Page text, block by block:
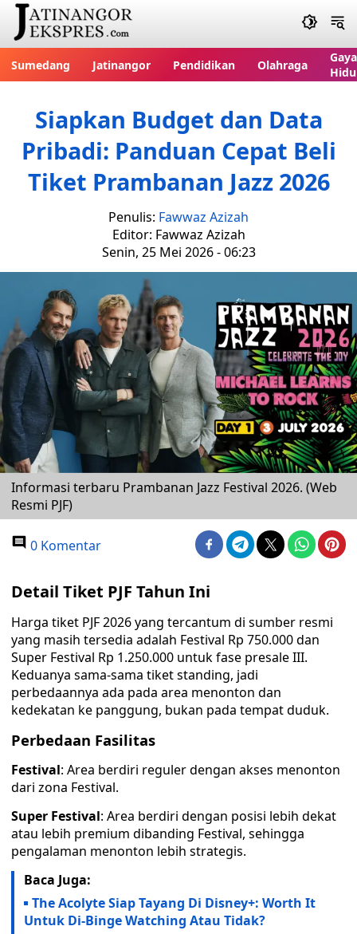
Sumedang Jatinangor Pendidikan Olahraga
Gaya
Siapkan Budget dan Data
Pribadi: Panduan Cepat Beli
Tiket Prambanan Jazz 2026
Penulis: Fawwaz Azizah
Editor: Fawwaz Azizah
Senin, 25 Mei 2026 - 06:23
Informasi terbaru Prambanan Jazz Festival 2026. (Web
Resmi PJF)
0 Komentar
Detail Tiket PJF Tahun Ini
Harga tiket PJF 2026 yang tercantum di sumber resmi
yang masih tersedia adalah Festival Rp 750.000 dan
Super Festival Rp 1.250.000 untuk fase presale III.
Keduanya sama-sama tiket standing, jadi
perbedaannya ada pada area menonton dan
kedekatan ke panggung, bukan pada tempat duduk.
Perbedaan Fasilitas
Festival: Area berdiri reguler dengan akses menonton
dari zona Festival.
Super Festival: Area berdiri dengan posisi lebih dekat
atau lebih premium dibanding Festival, sehingga
pengalaman menonton lebih strategis.
Baca Juga:
The Acolyte Siap Tayang Di Disney+: Worth It
Untuk Di-Binge Watching Atau Tidak?